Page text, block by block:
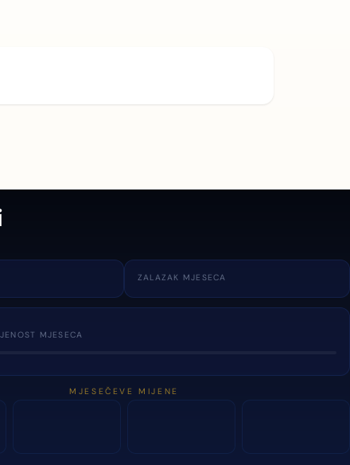
ZALAZAK MJESECA
MJESECA
MJESEČEVE MIJENE